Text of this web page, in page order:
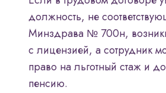
должность, не
Минздрава № 700н,
с лицензией, а сотрудник
право на льготный стаж и
пенсию.